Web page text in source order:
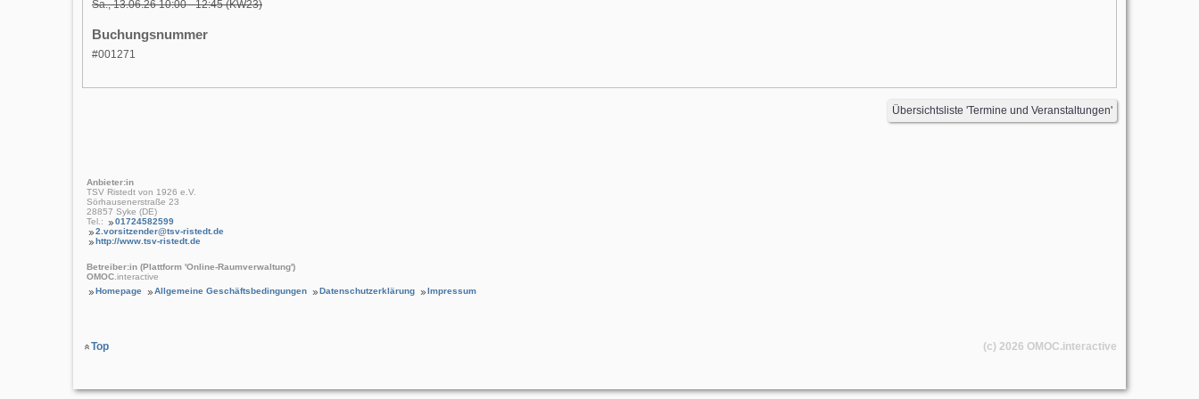
Sa., 13.06.26 10:00 - 12:45 (KW23)
Buchungsnummer
#001271
Übersichtsliste 'Termine und Veranstaltungen'
Anbieter:in
TSV Ristedt von 1926 e.V.
Sörhausenerstraße 23
28857 Syke (DE)
Tel.:
01724582599
2.vorsitzender@tsv-ristedt.de
http://www.tsv-ristedt.de
Betreiber:in (Plattform 'Online-Raumverwaltung')
OMOC .interactive
Homepage
Allgemeine Geschäftsbedingungen Datenschutzerklärung Impressum
Top (c) 2026 OMOC.interactive